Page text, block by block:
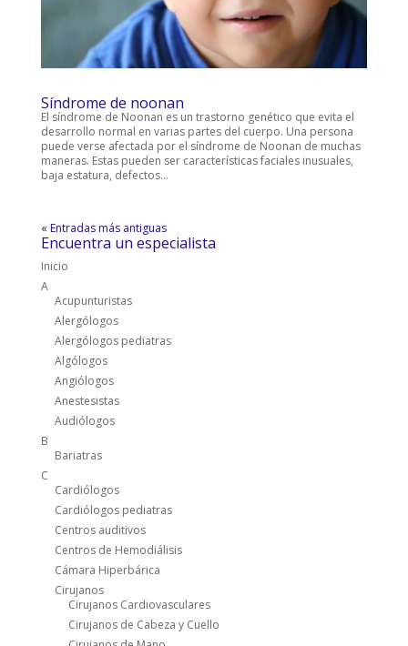
Síndrome de noonan
El síndrome de Noonan es un trastorno genético que evita el
desarrollo normal en varias partes del cuerpo. Una persona
puede verse afectada por el síndrome de Noonan de muchas
maneras. Estas pueden ser características faciales inusuales,
baja estatura, defectos...
« Entradas más antiguas
Encuentra un especialista
Inicio
A
Acupunturistas
Alergólogos
Alergólogos pediatras
Algólogos
Angiólogos
Anestesistas
Audiólogos
B
Bariatras
C
Cardiólogos
Cardiólogos pediatras
Centros auditivos
Centros de Hemodiálisis
Cámara Hiperbárica
Cirujanos
Cirujanos Cardiovasculares
Cirujanos de Cabeza y Cuello